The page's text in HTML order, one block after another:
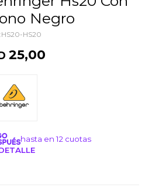
Negro
HS20-HS20
25,00
hasta en 12 cuotas